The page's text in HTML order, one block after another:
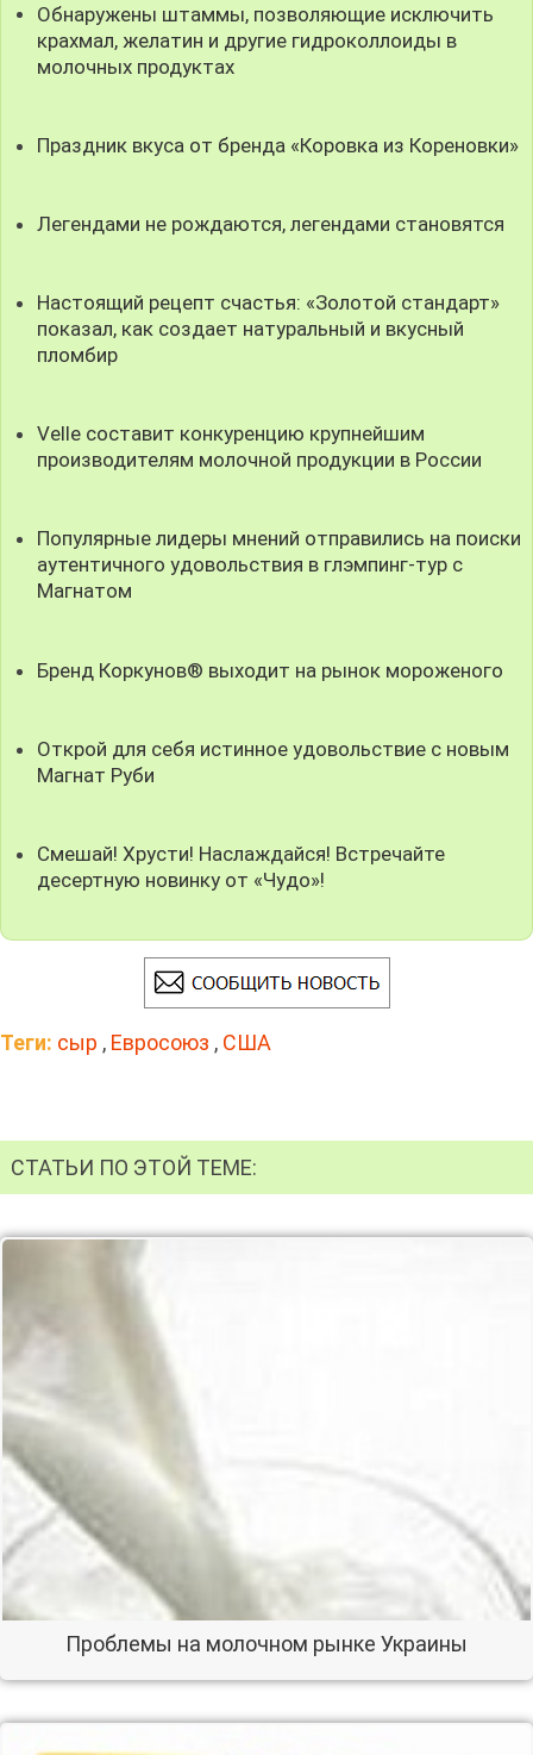
Обнаружены штаммы, позволяющие исключить
крахмал, желатин и другие гидроколлоиды в
молочных продуктах
Праздник вкуса от бренда «Коровка из Кореновки»
Легендами не рождаются, легендами становятся
Настоящий рецепт счастья: «Золотой стандарт»
показал, как создает натуральный и вкусный
пломбир
Velle составит конкуренцию крупнейшим
производителям молочной продукции в России
Популярные лидеры мнений отправились на поиски
аутентичного удовольствия в глэмпинг-тур с
Магнатом
Бренд Коркунов® выходит на рынок мороженого
Открой для себя истинное удовольствие с новым
Магнат Руби
Смешай! Хрусти! Наслаждайся! Встречайте
десертную новинку от «Чудо»!
Теги: сыр , Евросоюз , США
СТАТЬИ ПО ЭТОЙ ТЕМЕ:
Проблемы на молочном рынке Украины